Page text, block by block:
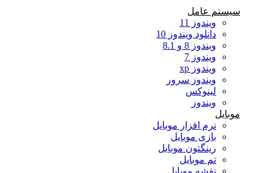
سیستم عامل
ویندوز 11
دانلود ویندوز 10
ویندوز 8 و 8.1
ویندوز 7
ویندوز xp
ویندوز سرور
لینوکس
ویندوز
نرم افزار موبایل
بازی موبایل
رینگتون موبایل
تم موبایل
نقشه موبایل